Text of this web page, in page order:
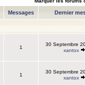
Messages Dernier
1
30 Septembre
xantox
1
30 Septembre
xantox